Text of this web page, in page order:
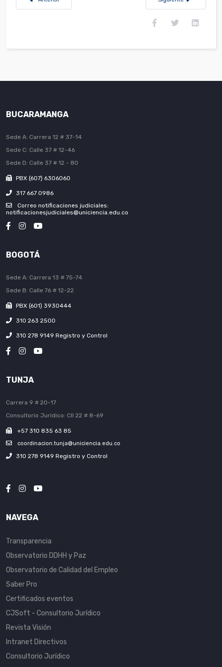
BUCARAMANGA
Sede A: Carrera 12 # 37-14
Sede C: Calle 37 # 12-46
Sede D: Calle 37 # 12 - 80
PBX (607) 6306060
317 667 0986
Correo notificaciones judiciales:
notificacionesjudiciales@uniciencia.edu.co
BOGOTÁ
Sede A: Carrera 13 # 75-74
Sede B: Calle 76 # 12-22
PBX (601) 3930444
310 263 2500
310 278 9149 Registro y Control
TUNJA
Carrera 9 # 20-17
Consultorio Jurídico: Cll 22 # 8-69
+57 310 835 63 85
coordinacion.tunja@uniciencia.edu.co
310 278 9149 Registro y Control
NAVEGA
Transparencia
Observatorio DDHH y Paz
Observatorio de Calidad del Empleo
Saber Pro
Certificados eventos
CJSoft - Consultorio Jurídico
Revista Visión
Intranet Directivos
Consultorio Jurídico